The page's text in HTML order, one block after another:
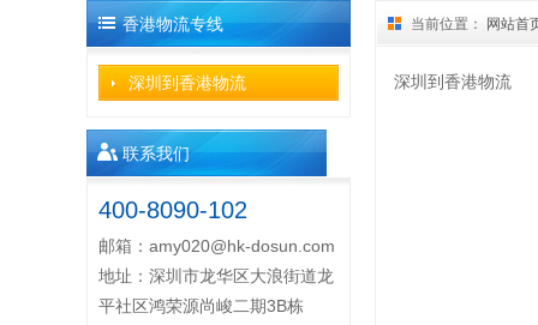
香港物流专线
深圳到香港物流
联系我们
400-8090-102
邮箱： amy020@hk-dosun.com
地址：深圳市龙华区大浪街道龙
平社区鸿荣源尚峻二期3B栋
当前位置： 网站首
深圳到香港物流